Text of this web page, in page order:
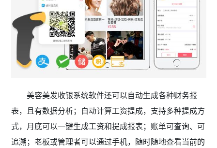
美容美发收银系统软件还可以自动生成各种财务报
表，且有数据分析；自动计算工资提成，支持多种提成方
式，月底可以一键生成工资和提成报表；账单可查询、可
追溯；老板或管理者可以通过手机，随时随地查看当前的